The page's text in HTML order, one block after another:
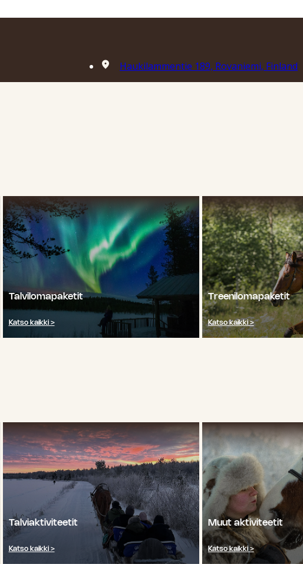
Haukilammentie 189, Rovaniemi, Finland
Talvilomapaketit
Katso kaikki >
Treenilomapaketit
Katso kaikki >
Talviaktiviteetit
Katso kaikki >
Muut aktiviteetit
Katso kaikki >